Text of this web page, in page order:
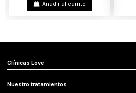
Añadir al carrito
Clínicas Love
Nuestro tratamientos